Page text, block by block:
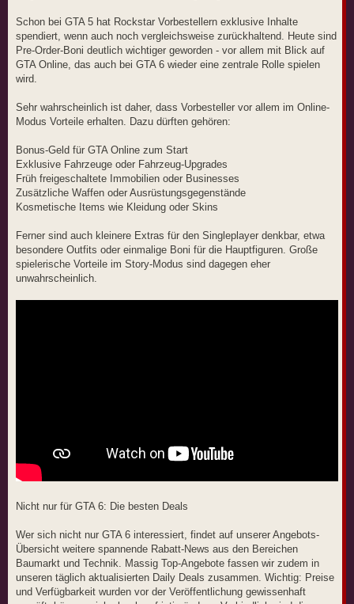
Schon bei GTA 5 hat Rockstar Vorbestellern exklusive Inhalte
spendiert, wenn auch noch vergleichsweise zurückhaltend. Heute sind
Pre-Order-Boni deutlich wichtiger geworden - vor allem mit Blick auf
GTA Online, das auch bei GTA 6 wieder eine zentrale Rolle spielen
wird.
Sehr wahrscheinlich ist daher, dass Vorbesteller vor allem im Online-
Modus Vorteile erhalten. Dazu dürften gehören:
Bonus-Geld für GTA Online zum Start
Exklusive Fahrzeuge oder Fahrzeug-Upgrades
Früh freigeschaltete Immobilien oder Businesses
Zusätzliche Waffen oder Ausrüstungsgegenstände
Kosmetische Items wie Kleidung oder Skins
Ferner sind auch kleinere Extras für den Singleplayer denkbar, etwa
besondere Outfits oder einmalige Boni für die Hauptfiguren. Große
spielerische Vorteile im Story-Modus sind dagegen eher
unwahrscheinlich.
Nicht nur für GTA 6: Die besten Deals
Wer sich nicht nur GTA 6 interessiert, findet auf unserer Angebots-
Übersicht weitere spannende Rabatt-News aus den Bereichen
Baumarkt und Technik. Massig Top-Angebote fassen wir zudem in
unseren täglich aktualisierten Daily Deals zusammen. Wichtig: Preise
und Verfügbarkeit wurden vor der Veröffentlichung gewissenhaft